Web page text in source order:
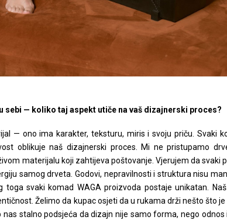
sebi — koliko taj aspekt utiče na vaš dizajnerski proces?
— ono ima karakter, teksturu, miris i svoju priču. Svaki
oblikuje naš dizajnerski proces. Mi ne pristupamo
materijalu koji zahtijeva poštovanje. Vjerujem da svaki
samog drveta. Godovi, nepravilnosti i struktura nisu
toga svaki komad WAGA proizvoda postaje unikatan.
Želimo da kupac osjeti da u rukama drži nešto što je
nas stalno podsjeća da dizajn nije samo forma, nego odnos